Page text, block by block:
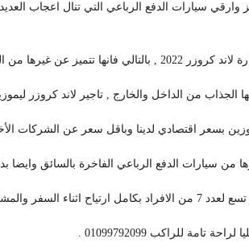
وارقي سيارات الدفع الرباعي التي تنال اعجاب
من الموديلات الأخري السابقة
الجذاب من الداخل والخارج , تاجير لاند كروزر
بسعر اقتصادي لدينا وباقل سعر عن الشركات
من سيارات الدفع الرباعي الفاخرة بالسائق
والمشاوير البعيدة
تامة للراكب 01099792099 .